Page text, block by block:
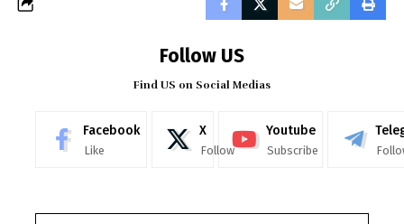
Follow US
Find US on Social Medias
Facebook
Like
X
Follow
Youtube
Subscribe